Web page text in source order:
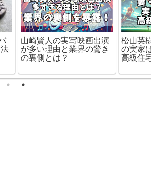
山崎賢人の実写映画出演
が多い理由と業界の驚き
の裏側とは？
松山英
の実家
高級住